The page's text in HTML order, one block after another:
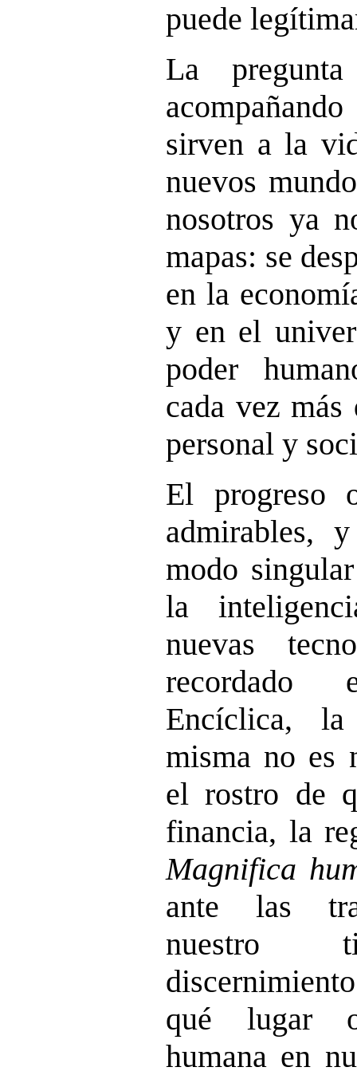
puede
La
sirven a la
nuevos
nosotros ya
mapas: se
en la
y en el
poder
cada vez
personal y
El progreso
admirables,
modo
la
nuevas
Encíclica,
misma no es
el rostro de
financia, la
Magnifica
ante las
nuestro
qué lugar
humana en